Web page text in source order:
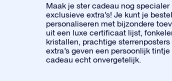
Maak je ster cadeau nog specialer
exclusieve extra’s! Je kunt je
personaliseren met bijzondere
uit een luxe certificaat lijst,
kristallen, prachtige sterrenposters
extra’s geven een persoonlijk
cadeau echt onvergetelijk.